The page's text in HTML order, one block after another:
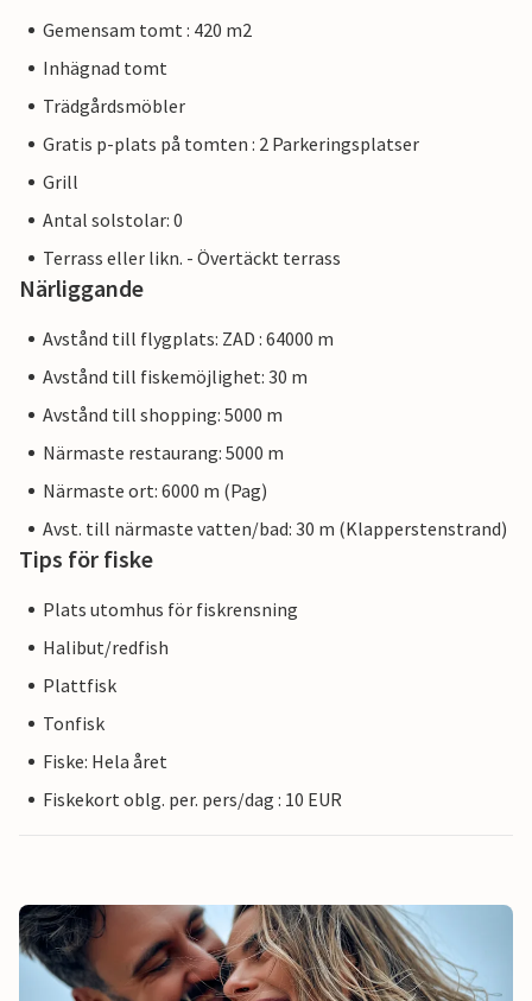
Gemensam tomt : 420 m2
Inhägnad tomt
Trädgårdsmöbler
Gratis p-plats på tomten : 2 Parkeringsplatser
Grill
Antal solstolar: 0
Terrass eller likn. - Övertäckt terrass
Närliggande
Avstånd till flygplats: ZAD : 64000 m
Avstånd till fiskemöjlighet: 30 m
Avstånd till shopping: 5000 m
Närmaste restaurang: 5000 m
Närmaste ort: 6000 m (Pag)
Avst. till närmaste vatten/bad: 30 m (Klapperstenstrand)
Tips för fiske
Plats utomhus för fiskrensning
Halibut/redfish
Plattfisk
Tonfisk
Fiske: Hela året
Fiskekort oblg. per. pers/dag : 10 EUR